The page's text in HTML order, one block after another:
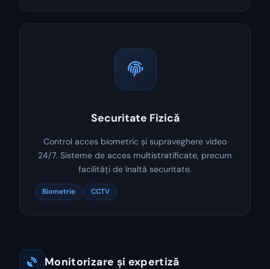
Securitate Fizică
Control acces biometric și supraveghere video
24/7. Sisteme de acces multistratificate, precum
facilități de înaltă securitate.
Biometrie CCTV
Monitorizare și expertiză